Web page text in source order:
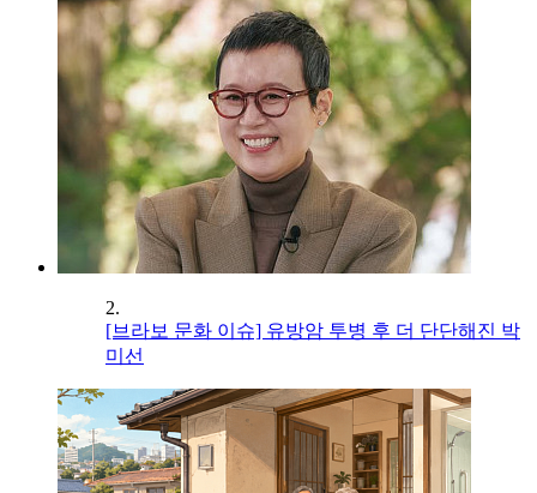
2.
[브라보 문화 이슈] 유방암 투병 후 더 단단해진 박
미선